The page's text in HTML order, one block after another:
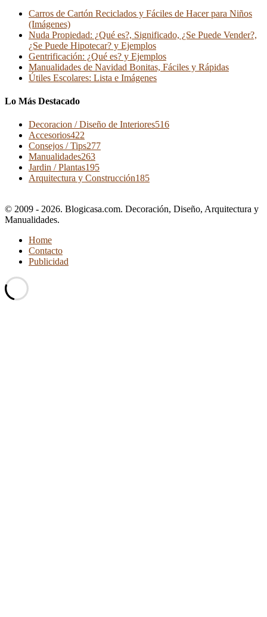
Carros de Cartón Reciclados y Fáciles de Hacer para Niños
(Imágenes)
Nuda Propiedad: ¿Qué es?, Significado, ¿Se Puede Vender?,
¿Se Puede Hipotecar? y Ejemplos
Gentrificación: ¿Qué es? y Ejemplos
Manualidades de Navidad Bonitas, Fáciles y Rápidas
Útiles Escolares: Lista e Imágenes
Lo Más Destacado
Decoracion / Diseño de Interiores516
Accesorios422
Consejos / Tips277
Manualidades263
Jardin / Plantas195
Arquitectura y Construcción185
© 2009 - 2026. Blogicasa.com. Decoración, Diseño, Arquitectura y
Manualidades.
Home
Contacto
Publicidad